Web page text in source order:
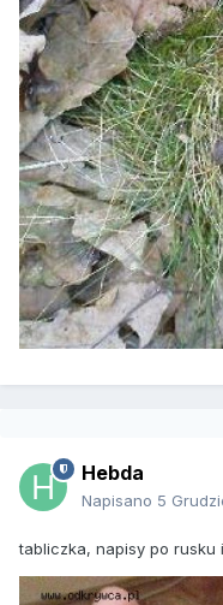
Hebda
Napisano 5
tabliczka, napisy po rusku